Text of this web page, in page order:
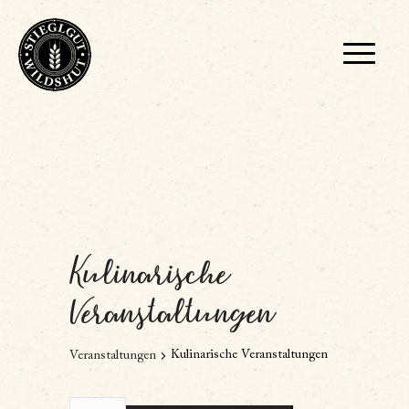
Kulinarische
Veranstaltungen
Veranstaltungen Kulinarische Veranstaltungen